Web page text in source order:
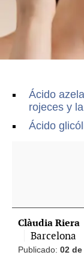
Ácido
rojeces y
Ácido
Clàudia Riera
Barcelona
Publicado: 02